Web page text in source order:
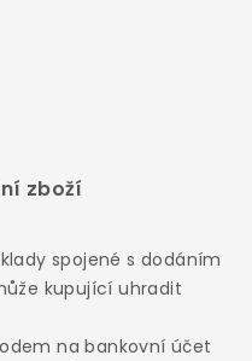
zboží
spojené s dodáním
kupující uhradit
na bankovní účet